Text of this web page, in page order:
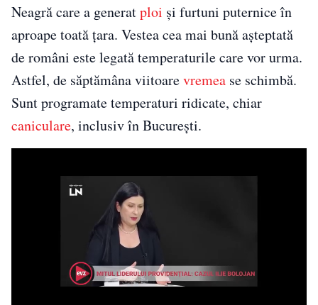
Neagră care a generatploi şi furtuni puternice în
aproape toată ţara. Vestea cea mai bună așteptată
de români este legată temperaturile care vor urma.
Astfel, de săptămâna viitoarevremea se schimbă.
Sunt programate temperaturi ridicate, chiar
caniculare, inclusiv în Bucureşti.